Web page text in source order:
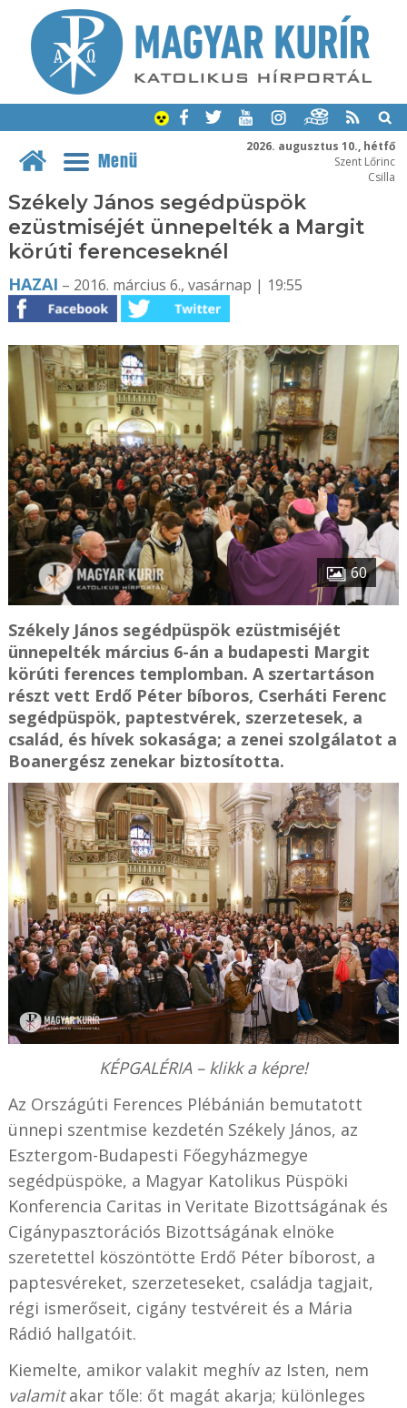
2026. augusztus 10., hétfő
Szent Lőrinc
Csilla
Menü
Székely János segédpüspök
ezüstmiséjét ünnepelték a Margit
körúti ferenceseknél
HAZAI – 2016. március 6., vasárnap | 19:55
60
Székely János segédpüspök ezüstmiséjét
ünnepelték március 6-án a budapesti Margit
körúti ferences templomban. A szertartáson
részt vett Erdő Péter bíboros, Cserháti Ferenc
segédpüspök, paptestvérek, szerzetesek, a
család, és hívek sokasága; a zenei szolgálatot a
Boanergész zenekar biztosította.
KÉPGALÉRIA – klikk a képre!
Az Országúti Ferences Plébánián bemutatott
ünnepi szentmise kezdetén Székely János, az
Esztergom-Budapesti Főegyházmegye
segédpüspöke, a Magyar Katolikus Püspöki
Konferencia Caritas in Veritate Bizottságának és
Cigánypasztorációs Bizottságának elnöke
szeretettel köszöntötte Erdő Péter bíborost, a
paptesvéreket, szerzeteseket, családja tagjait,
régi ismerőseit, cigány testvéreit és a Mária
Rádió hallgatóit.
Kiemelte, amikor valakit meghív az Isten, nem
valamitakar tőle: őt magát akarja; különleges